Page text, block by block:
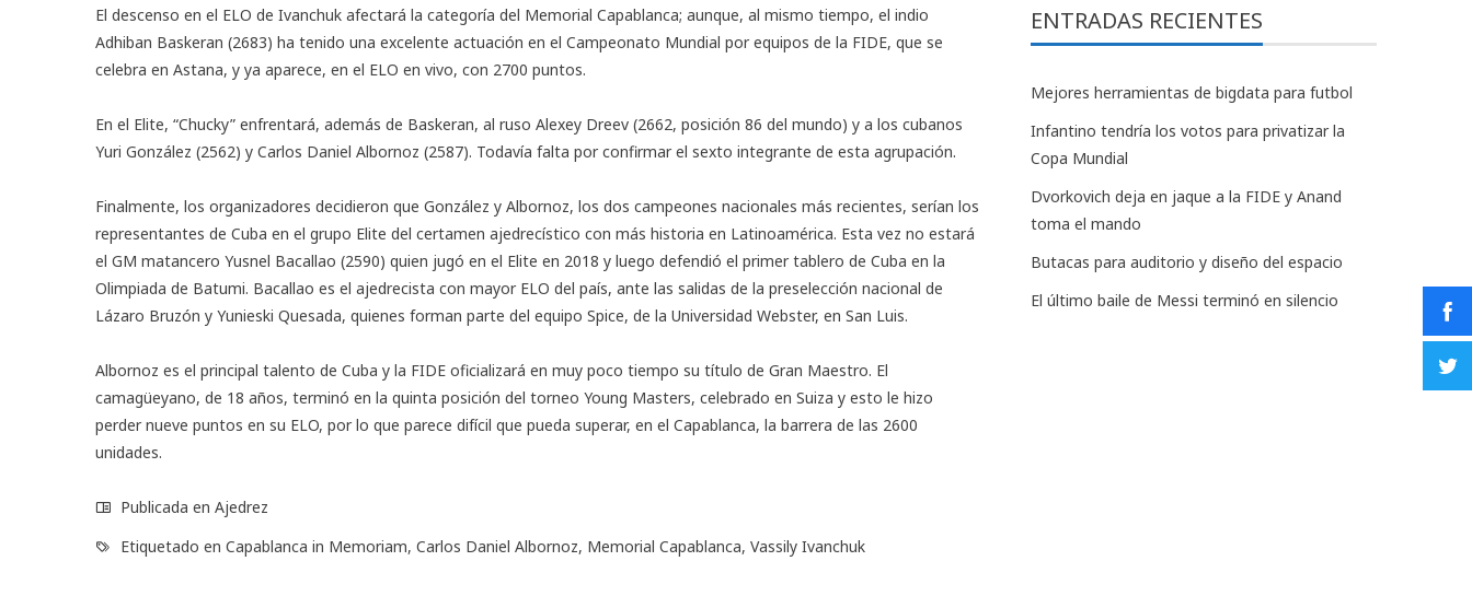
El descenso en el ELO de Ivanchuk afectará la categoría del Memorial Capablanca; aunque, al mismo tiempo, el indio
Adhiban Baskeran (2683) ha tenido una excelente actuación en el Campeonato Mundial por equipos de la FIDE, que se
celebra en Astana, y ya aparece, en el ELO en vivo, con 2700 puntos.
En el Elite, “Chucky” enfrentará, además de Baskeran, al ruso Alexey Dreev (2662, posición 86 del mundo) y a los cubanos
Yuri González (2562) y Carlos Daniel Albornoz (2587). Todavía falta por confirmar el sexto integrante de esta agrupación.
Finalmente, los organizadores decidieron que González y Albornoz, los dos campeones nacionales más recientes, serían los
representantes de Cuba en el grupo Elite del certamen ajedrecístico con más historia en Latinoamérica. Esta vez no estará
el GM matancero Yusnel Bacallao (2590) quien jugó en el Elite en 2018 y luego defendió el primer tablero de Cuba en la
Olimpiada de Batumi. Bacallao es el ajedrecista con mayor ELO del país, ante las salidas de la preselección nacional de
Lázaro Bruzón y Yunieski Quesada, quienes forman parte del equipo Spice, de la Universidad Webster, en San Luis.
Albornoz es el principal talento de Cuba y la FIDE oficializará en muy poco tiempo su título de Gran Maestro. El
camagüeyano, de 18 años, terminó en la quinta posición del torneo Young Masters, celebrado en Suiza y esto le hizo
perder nueve puntos en su ELO, por lo que parece difícil que pueda superar, en el Capablanca, la barrera de las 2600
unidades.
Publicada en Ajedrez
Etiquetado en Capablanca in Memoriam, Carlos Daniel Albornoz, Memorial Capablanca, Vassily Ivanchuk
ENTRADAS RECIENTES
Mejores herramientas de bigdata para futbol
Infantino tendría los votos para privatizar la
Copa Mundial
Dvorkovich deja en jaque a la FIDE y Anand
toma el mando
Butacas para auditorio y diseño del espacio
El último baile de Messi terminó en silencio